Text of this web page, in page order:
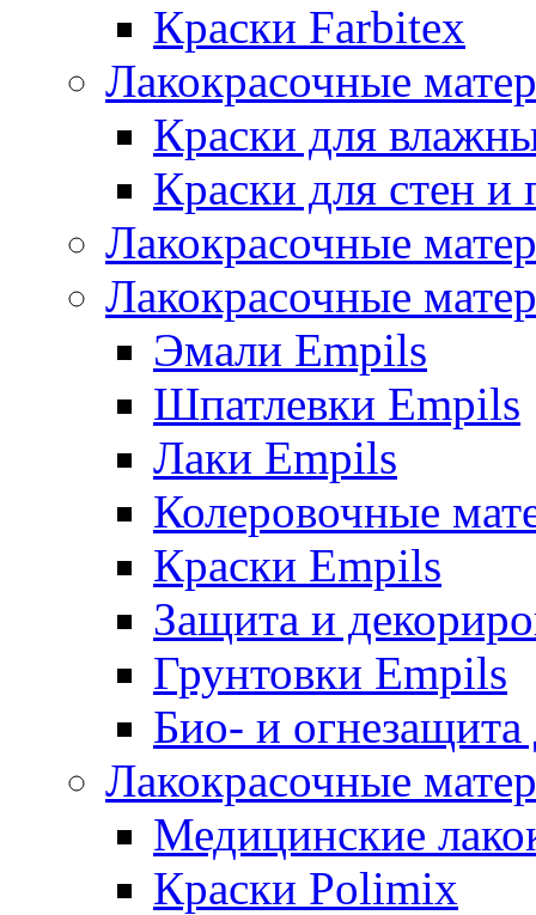
Краски Farbitex
Лакокрасочные
Краски для
Краски для стен и
Лакокрасочные
Лакокрасочные
Эмали Empils
Шпатлевки Empils
Лаки Empils
Колеровочные
Краски Empils
Защита и
Грунтовки Empils
Био- и
Лакокрасочные
Медицинские
Краски Polimix